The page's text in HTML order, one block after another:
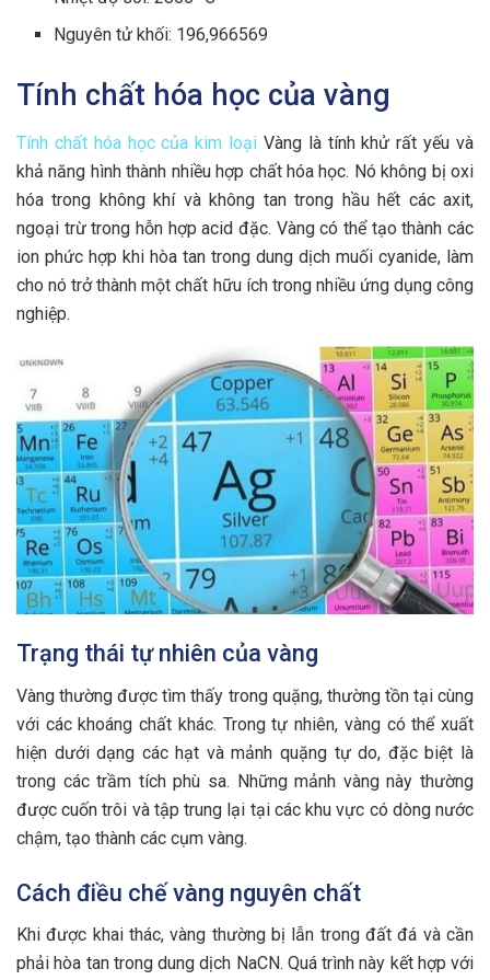
Nguyên tử khối: 196,966569
Tính chất hóa học của vàng
Tính chất hóa học của kim loại Vàng là tính khử rất yếu và
khả năng hình thành nhiều hợp chất hóa học. Nó không bị oxi
hóa trong không khí và không tan trong hầu hết các axit,
ngoại trừ trong hỗn hợp acid đặc. Vàng có thể tạo thành các
ion phức hợp khi hòa tan trong dung dịch muối cyanide, làm
cho nó trở thành một chất hữu ích trong nhiều ứng dụng công
nghiệp.
Trạng thái tự nhiên của vàng
Vàng thường được tìm thấy trong quặng, thường tồn tại cùng
với các khoáng chất khác. Trong tự nhiên, vàng có thể xuất
hiện dưới dạng các hạt và mảnh quặng tự do, đặc biệt là
trong các trầm tích phù sa. Những mảnh vàng này thường
được cuốn trôi và tập trung lại tại các khu vực có dòng nước
chậm, tạo thành các cụm vàng.
Cách điều chế vàng nguyên chất
Khi được khai thác, vàng thường bị lẫn trong đất đá và cần
phải hòa tan trong dung dịch NaCN. Quá trình này kết hợp với